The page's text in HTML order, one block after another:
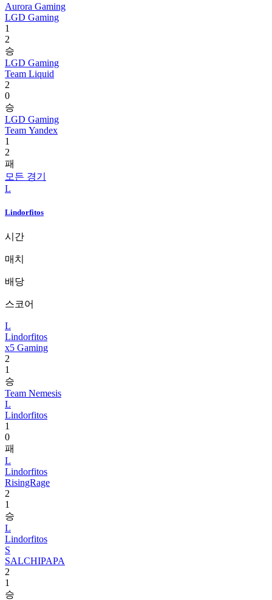
Aurora Gaming
LGD Gaming
1
2
승
LGD Gaming
Team Liquid
2
0
승
LGD Gaming
Team Yandex
1
2
패
모든 경기
L
Lindorfitos
시간
매치
배당
스코어
L
Lindorfitos
x5 Gaming
2
1
승
Team Nemesis
L
Lindorfitos
1
0
패
L
Lindorfitos
RisingRage
2
1
승
L
Lindorfitos
S
SALCHIPAPA
2
1
승